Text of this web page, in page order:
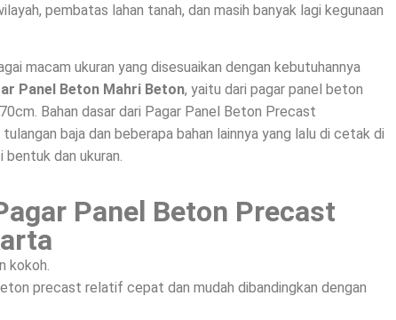
pembatas lahan tanah, dan masih banyak lagi kegunaan
macam ukuran yang disesuaikan dengan kebutuhannya
Panel Beton Mahri Beton, yaitu dari pagar panel beton
Bahan dasar dari Pagar Panel Beton Precast
baja dan beberapa bahan lainnya yang lalu di cetak di
dan ukuran.
Panel Beton Precast
kokoh.
precast relatif cepat dan mudah dibandingkan dengan